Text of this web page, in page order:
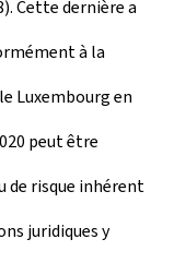
Cette dernière a
à la
Luxembourg en
peut être
de risque inhérent
juridiques y